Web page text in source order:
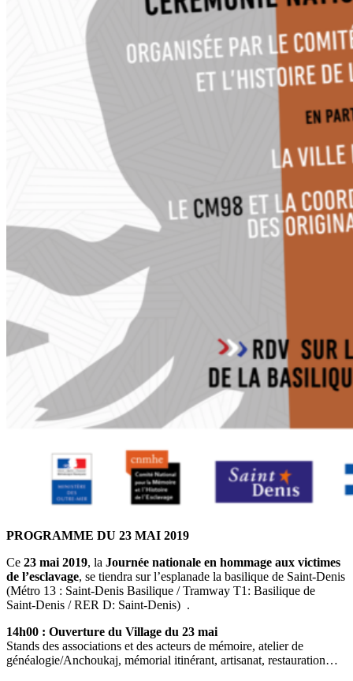
PROGRAMME DU 23 MAI 2019
Ce 23 mai 2019, la Journée nationale en hommage aux victimes
de l’esclavage, se tiendra sur l’esplanade la basilique de Saint-Denis
(Métro 13 : Saint-Denis Basilique / Tramway T1: Basilique de
Saint-Denis / RER D: Saint-Denis) .
14h00 : Ouverture du Village du 23 mai
Stands des associations et des acteurs de mémoire, atelier de
généalogie/Anchoukaj, mémorial itinérant, artisanat, restauration…